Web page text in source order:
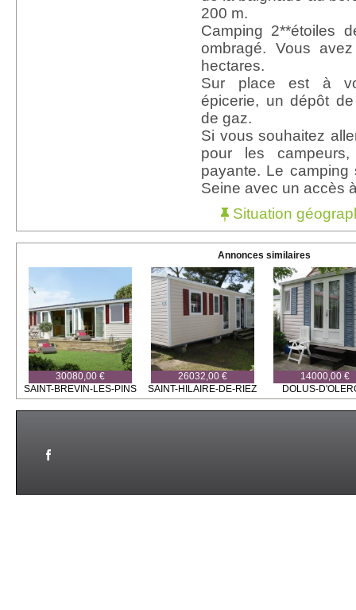
200 m.
Camping 2**étoiles
ombragé. Vous
hectares.
Sur place est à
épicerie, un dépôt
de gaz.
Si vous souhaitez
pour les
payante. Le
Seine avec un accès
Situation
Annonces similaires
30080,00 €
SAINT-BREVIN-LES-PINS
26032,00 €
SAINT-HILAIRE-DE-RIEZ
14000,00 €
DOLUS-